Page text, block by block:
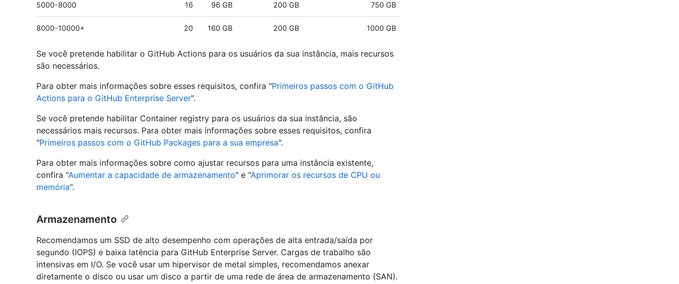
5000-8000 16 96 GB 200 GB 750 GB
8000-10000+ 20 160 GB 200 GB 1000 GB
Se você pretende habilitar o GitHub Actions para os usuários da sua instância, mais recursos
são necessários.
Para obter mais informações sobre esses requisitos, confira "Primeiros passos com o GitHub
Actions para o GitHub Enterprise Server".
Se você pretende habilitar Container registry para os usuários da sua instância, são
necessários mais recursos. Para obter mais informações sobre esses requisitos, confira
"Primeiros passos com o GitHub Packages para a sua empresa".
Para obter mais informações sobre como ajustar recursos para uma instância existente,
confira "Aumentar a capacidade de armazenamento" e "Aprimorar os recursos de CPU ou
memória".
Armazenamento
Recomendamos um SSD de alto desempenho com operações de alta entrada/saída por
segundo (IOPS) e baixa latência para GitHub Enterprise Server. Cargas de trabalho são
intensivas em I/O. Se você usar um hipervisor de metal simples, recomendamos anexar
diretamente o disco ou usar um disco a partir de uma rede de área de armazenamento (SAN).